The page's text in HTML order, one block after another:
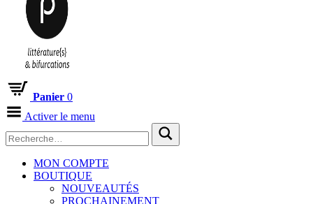
Panier 0
Activer le menu
MON COMPTE
BOUTIQUE
NOUVEAUTÉS
PROCHAINEMENT